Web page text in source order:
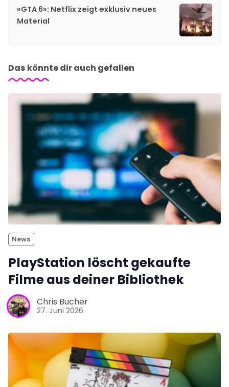
«GTA 6»: Netflix zeigt exklusiv neues
Material
Das könnte dir auch gefallen
News
PlayStation löscht gekaufte
Filme aus deiner Bibliothek
Chris Bucher
27. Juni 2026